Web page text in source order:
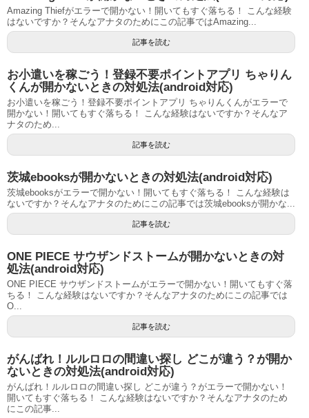
Amazing Thiefがエラーで開かない！開いてもすぐ落ちる！ こんな経験
はないですか？そんなアナタのためにこの記事ではAmazing...
記事を読む
お小遣いを稼ごう！登録不要ポイントアプリ ちゃりん
くんが開かないときの対処法(android対応)
お小遣いを稼ごう！登録不要ポイントアプリ ちゃりんくんがエラーで
開かない！開いてもすぐ落ちる！ こんな経験はないですか？そんなア
ナタのため...
記事を読む
茨城ebooksが開かないときの対処法(android対応)
茨城ebooksがエラーで開かない！開いてもすぐ落ちる！ こんな経験は
ないですか？そんなアナタのためにこの記事では茨城ebooksが開かな...
記事を読む
ONE PIECE サウザンドストームが開かないときの対
処法(android対応)
ONE PIECE サウザンドストームがエラーで開かない！開いてもすぐ落
ちる！ こんな経験はないですか？そんなアナタのためにこの記事では
O...
記事を読む
がんばれ！ルルロロの間違い探し どこが違う？が開か
ないときの対処法(android対応)
がんばれ！ルルロロの間違い探し どこが違う？がエラーで開かない！
開いてもすぐ落ちる！ こんな経験はないですか？そんなアナタのため
にこの記事...